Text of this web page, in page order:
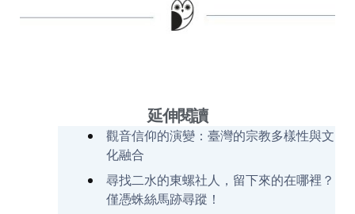
延伸閱讀
觀音信仰的演變：臺灣的宗教多樣性與文
化融合
尋找二水的東螺社人，留下來的在哪裡？
僅憑蛛絲馬跡尋蹤！